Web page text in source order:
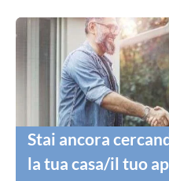
Stai ancora
la tua casa/il tuo